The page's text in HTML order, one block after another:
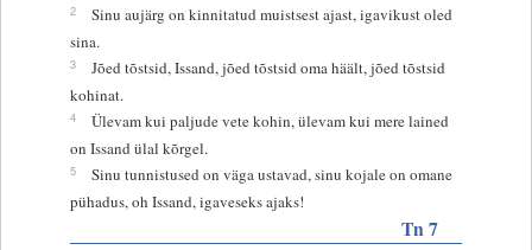
2
Sinu aujärg on kinnitatud muistsest ajast, igavikust oled
sina.
3
Jõed tõstsid, Issand, jõed tõstsid oma häält, jõed tõstsid
kohinat.
4
Ülevam kui paljude vete kohin, ülevam kui mere lained
on Issand ülal kõrgel.
5
Sinu tunnistused on väga ustavad, sinu kojale on omane
pühadus, oh Issand, igaveseks ajaks!
Tn 7